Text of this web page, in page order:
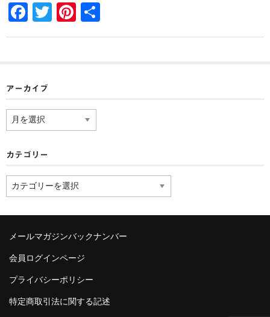
新商品
野菜セット
野菜セットの包装・梱包について
送料込みパック
豆皿
po-to-bo
白磁動物豆皿
野菜豆皿
F
a
b
o
o
k
T
wi
Pi
nt 有
アーカイブ
ア
イ
カテゴリー
メールマガジンバックナンバー
会員ログインページ
プライバシーポリシー
特定商取引法に関する記述